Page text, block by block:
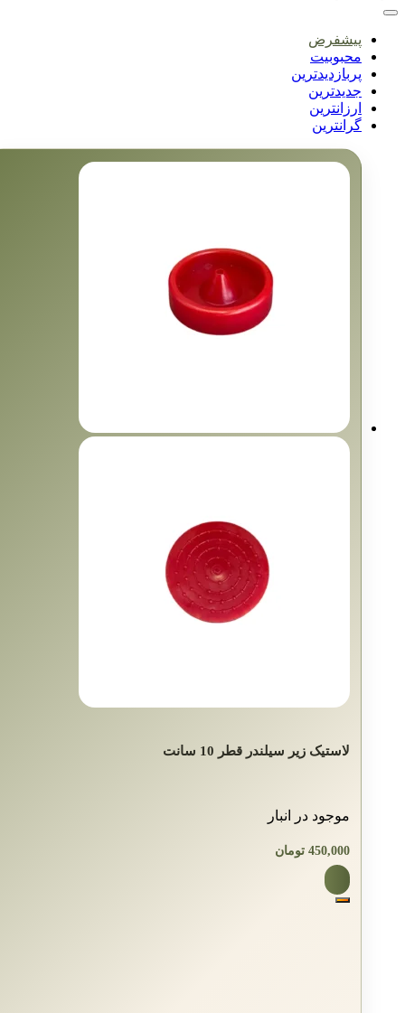
پیشفرض
محبوبیت
پربازدیدترین
جدیدترین
ارزانترین
گرانترین
لاستیک زیر سیلندر قطر 10 سانت
موجود در انبار
450,000 تومان